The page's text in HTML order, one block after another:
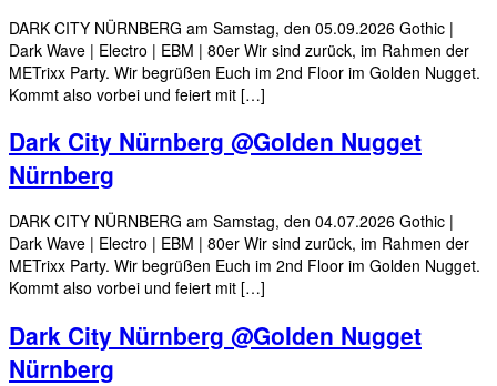
DARK CITY NÜRNBERG am Samstag, den 05.09.2026 Gothic |
Dark Wave | Electro | EBM | 80er Wir sind zurück, im Rahmen der
METrixx Party. Wir begrüßen Euch im 2nd Floor im Golden Nugget.
Kommt also vorbei und feiert mit […]
Dark City Nürnberg @Golden Nugget
Nürnberg
DARK CITY NÜRNBERG am Samstag, den 04.07.2026 Gothic |
Dark Wave | Electro | EBM | 80er Wir sind zurück, im Rahmen der
METrixx Party. Wir begrüßen Euch im 2nd Floor im Golden Nugget.
Kommt also vorbei und feiert mit […]
Dark City Nürnberg @Golden Nugget
Nürnberg